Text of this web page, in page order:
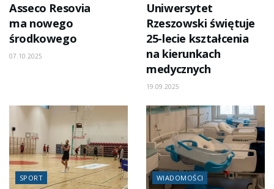
Asseco Resovia
ma nowego
środkowego
07.10.2025
Uniwersytet
Rzeszowski świętuje
25-lecie kształcenia
na kierunkach
medycznych
19.09.2025
SPORT WIADOMOŚCI